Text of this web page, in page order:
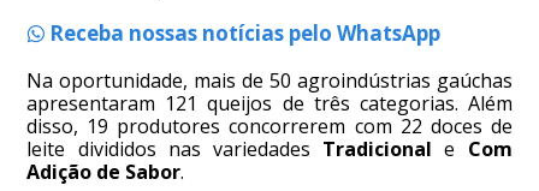
Receba nossas notícias pelo WhatsApp
Na oportunidade, mais de 50 agroindústrias gaúchas
apresentaram 121 queijos de três categorias. Além
disso, 19 produtores concorrerem com 22 doces de
leite divididos nas variedades Tradicional e Com
Adição de Sabor.